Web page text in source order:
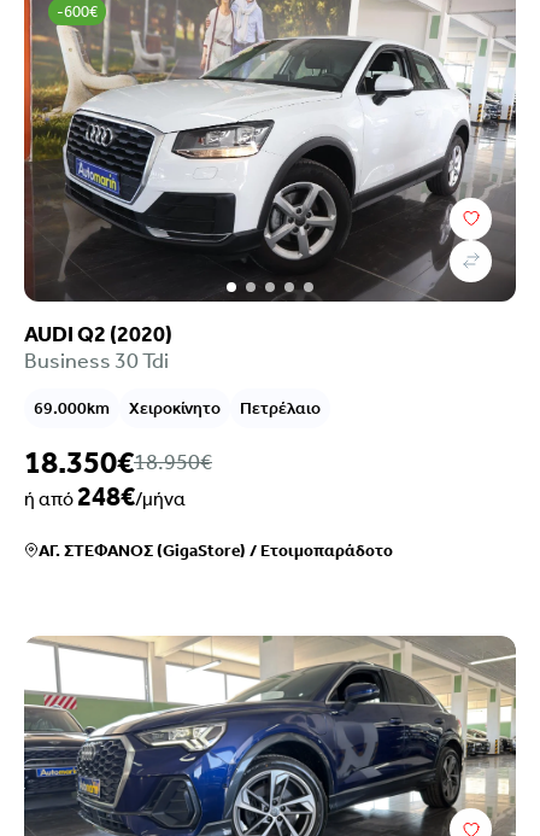
-600€
AUDI Q2 (2020)
Business 30 Tdi
69.000km Χειροκίνητο Πετρέλαιο
18.350€18.950€
ή από248€/μήνα
ΑΓ. ΣΤΕΦΑΝΟΣ (GigaStore) /Ετοιμοπαράδοτο